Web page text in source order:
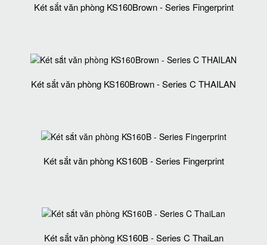
Két sắt văn phòng KS160Brown - Series Fingerprint
Két sắt văn phòng KS160Brown - Series C THAILAN
Két sắt văn phòng KS160B - Series Fingerprint
Két sắt văn phòng KS160B - Series C ThaiLan